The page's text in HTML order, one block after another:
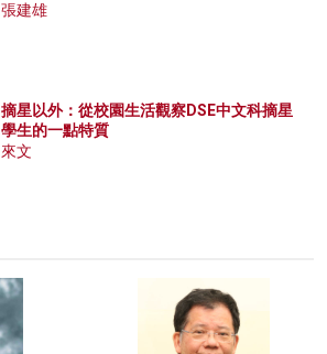
張建雄
摘星以外：從校園生活觀察DSE中文科摘星
學生的一點特質
來文